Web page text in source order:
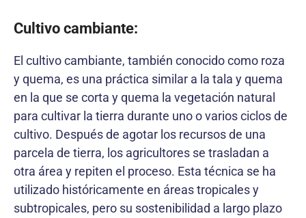
Cultivo cambiante:
El cultivo cambiante, también conocido como roza
y quema, es una práctica similar a la tala y quema
en la que se corta y quema la vegetación natural
para cultivar la tierra durante uno o varios ciclos de
cultivo. Después de agotar los recursos de una
parcela de tierra, los agricultores se trasladan a
otra área y repiten el proceso. Esta técnica se ha
utilizado históricamente en áreas tropicales y
subtropicales, pero su sostenibilidad a largo plazo